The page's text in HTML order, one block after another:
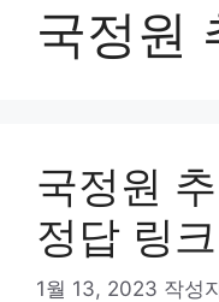
국정원
국정원
정답 링크
1월 13, 2023 작성